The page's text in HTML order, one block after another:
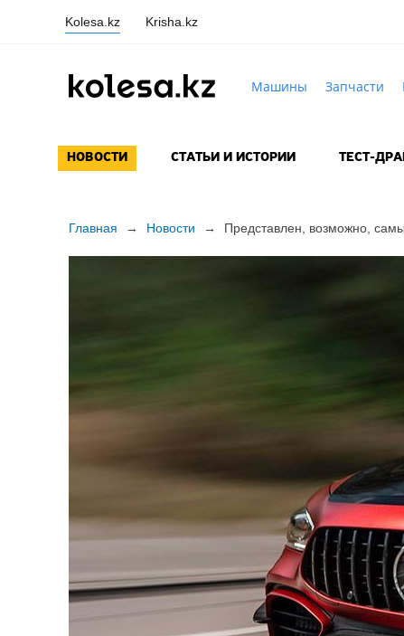
Kolesa.kz Krisha.kz
Машины Запчасти
НОВОСТИ СТАТЬИ И ИСТОРИИ ТЕСТ-
Главная → Новости → Представлен, возможно,